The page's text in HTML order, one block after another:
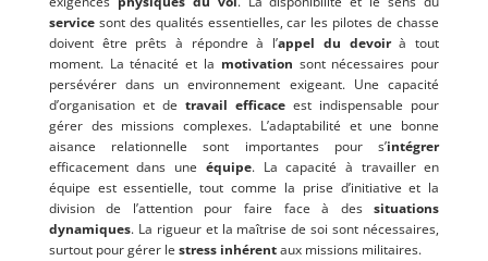
servicesont des qualités essentielles, car les pilotes de chasse
doivent être prêts à répondre à l’appel du devoirà tout
moment. La ténacité et la motivation sont nécessaires pour
persévérer dans un environnement exigeant. Une capacité
d’organisation et de travail efficace est indispensable pour
gérer des missions complexes. L’adaptabilité et une bonne
aisance relationnelle sont importantes pour s’intégrer
efficacement dans une équipe. La capacité à travailler en
équipe est essentielle, tout comme la prise d’initiative et la
division de l’attention pour faire face à dessituations
dynamiques. La rigueur et la maîtrise de soi sont nécessaires,
surtout pour gérer le stress inhérentaux missions militaires.